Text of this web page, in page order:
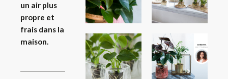
un air plus
propre et
frais dans la
maison.